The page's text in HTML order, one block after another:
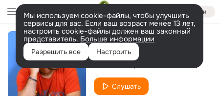
Войти
Мы используем cookie-файлы, чтобы улучшить
сервисы для вас. Если ваш возраст менее 13 лет,
настроить cookie-файлы должен ваш законный
представитель. Больше информации
Разрешить все Настроить
Xijolatman
Слушать